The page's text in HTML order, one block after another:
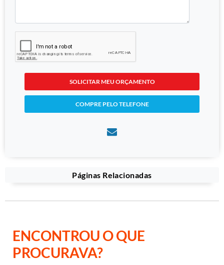
SOLICITAR MEU ORÇAMENTO
COMPRE PELO TELEFONE
Páginas Relacionadas
ENCONTROU O QUE
PROCURAVA?